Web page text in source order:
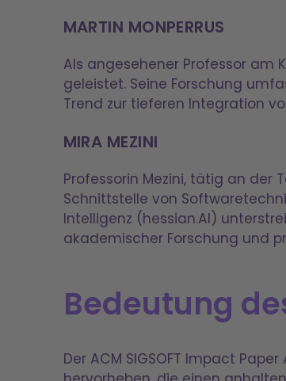
MARTIN MONPERRUS
Als angesehener Professor am
geleistet. Seine Forschung
Trend zur tieferen Integration
MIRA MEZINI
Professorin Mezini, tätig an der
Schnittstelle von
Intelligenz (hessian.AI)
akademischer Forschung und
Bedeutung
Der ACM SIGSOFT Impact